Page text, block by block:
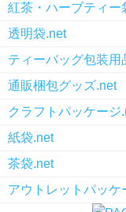
紅茶・ハーブティー
透明袋.net
ティーバッグ包装用
通販梱包グッズ.net
クラフトパッケージ
紙袋.net
茶袋.net
アウトレットパッケ